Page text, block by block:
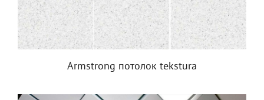
Armstrong потолок tekstura